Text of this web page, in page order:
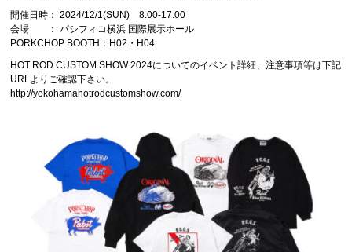
開催日時： 2024/12/1(SUN) 8:00-17:00
会場 ： パシフィコ横浜 国際展示ホール
PORKCHOP BOOTH：H02・H04
HOT ROD CUSTOM SHOW 2024についてのイベント詳細、注意事項等は下記
URLよりご確認下さい。
http://yokohamahotrodcustomshow.com/